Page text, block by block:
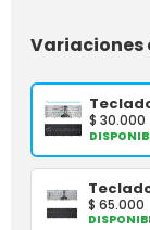
Variaciones
$ 30.000
$ 65.000